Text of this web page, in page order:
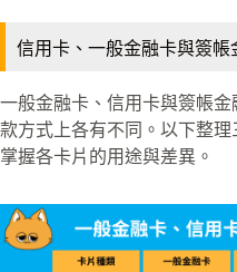
信用卡、一般金融卡與簽帳
一般金融卡、信用卡與簽帳
款方式上各有不同。以下整
掌握各卡片的用途與差異。